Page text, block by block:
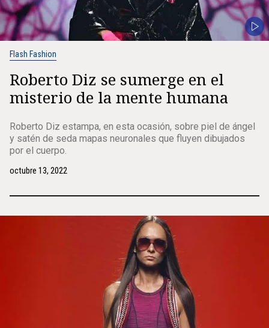
Flash Fashion
Roberto Diz se sumerge en el
misterio de la mente humana
Roberto Diz estampa, en esta ocasión, sobre piel de ángel
y satén de seda mapas neuronales que fluyen dibujados
por el cuerpo.
octubre 13, 2022